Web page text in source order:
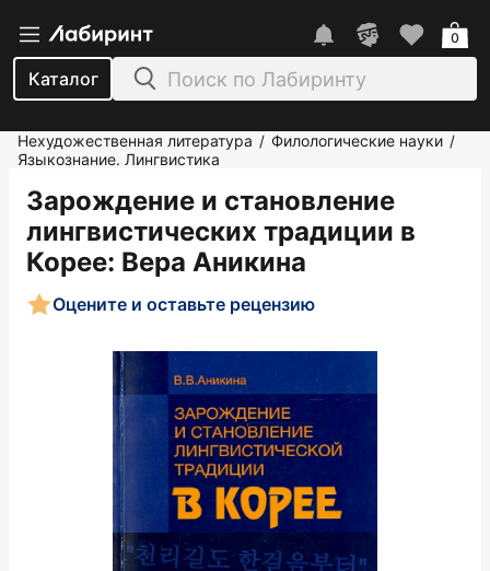
Каталог
0
Нехудожественная литература / Филологические науки /
Языкознание. Лингвистика
Зарождение и становление
лингвистических традиции в
Корее: Вера Аникина
Оцените и оставьте рецензию